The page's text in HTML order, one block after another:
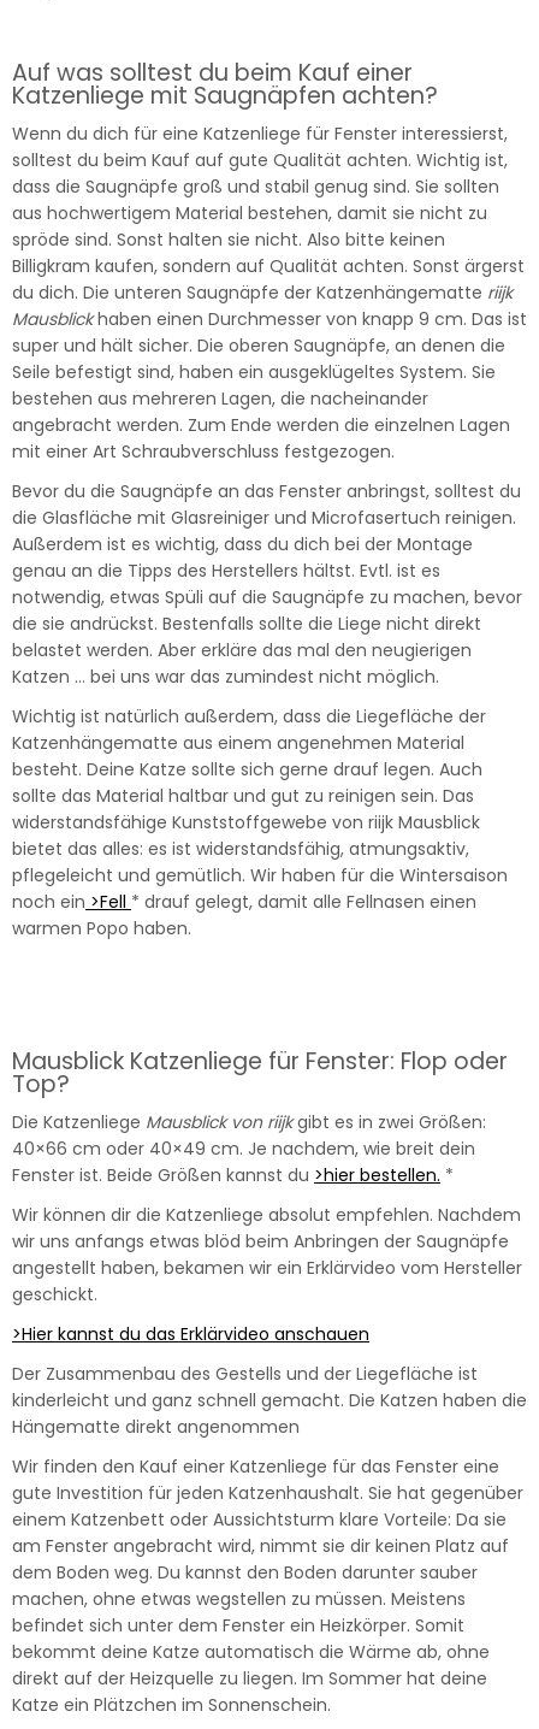
Auf was solltest du beim Kauf einer
Katzenliege mit Saugnäpfen achten?
Wenn du dich für eine Katzenliege für Fenster interessierst,
solltest du beim Kauf auf gute Qualität achten. Wichtig ist,
dass die Saugnäpfe groß und stabil genug sind. Sie sollten
aus hochwertigem Material bestehen, damit sie nicht zu
spröde sind. Sonst halten sie nicht. Also bitte keinen
Billigkram kaufen, sondern auf Qualität achten. Sonst ärgerst
du dich. Die unteren Saugnäpfe der Katzenhängematte riijk
Mausblickhaben einen Durchmesser von knapp 9 cm. Das ist
super und hält sicher. Die oberen Saugnäpfe, an denen die
Seile befestigt sind, haben ein ausgeklügeltes System. Sie
bestehen aus mehreren Lagen, die nacheinander
angebracht werden. Zum Ende werden die einzelnen Lagen
mit einer Art Schraubverschluss festgezogen.
Bevor du die Saugnäpfe an das Fenster anbringst, solltest du
die Glasfläche mit Glasreiniger und Microfasertuch reinigen.
Außerdem ist es wichtig, dass du dich bei der Montage
genau an die Tipps des Herstellers hältst. Evtl. ist es
notwendig, etwas Spüli auf die Saugnäpfe zu machen, bevor
die sie andrückst. Bestenfalls sollte die Liege nicht direkt
belastet werden. Aber erkläre das mal den neugierigen
Katzen … bei uns war das zumindest nicht möglich.
Wichtig ist natürlich außerdem, dass die Liegefläche der
Katzenhängematte aus einem angenehmen Material
besteht. Deine Katze sollte sich gerne drauf legen. Auch
sollte das Material haltbar und gut zu reinigen sein. Das
widerstandsfähige Kunststoffgewebe von riijk Mausblick
bietet das alles: es ist widerstandsfähig, atmungsaktiv,
pflegeleicht und gemütlich. Wir haben für die Wintersaison
noch ein >Fell * drauf gelegt, damit alle Fellnasen einen
warmen Popo haben.
Mausblick Katzenliege für Fenster: Flop oder
Top?
Die Katzenliege Mausblick von riijkgibt es in zwei Größen:
40×66 cm oder 40×49 cm. Je nachdem, wie breit dein
Fenster ist. Beide Größen kannst du >hier bestellen. *
Wir können dir die Katzenliege absolut empfehlen. Nachdem
wir uns anfangs etwas blöd beim Anbringen der Saugnäpfe
angestellt haben, bekamen wir ein Erklärvideo vom Hersteller
geschickt.
>Hier kannst du das Erklärvideo anschauen
Der Zusammenbau des Gestells und der Liegefläche ist
kinderleicht und ganz schnell gemacht. Die Katzen haben die
Hängematte direkt angenommen
Wir finden den Kauf einer Katzenliege für das Fenster eine
gute Investition für jeden Katzenhaushalt. Sie hat gegenüber
einem Katzenbett oder Aussichtsturm klare Vorteile: Da sie
am Fenster angebracht wird, nimmt sie dir keinen Platz auf
dem Boden weg. Du kannst den Boden darunter sauber
machen, ohne etwas wegstellen zu müssen. Meistens
befindet sich unter dem Fenster ein Heizkörper. Somit
bekommt deine Katze automatisch die Wärme ab, ohne
direkt auf der Heizquelle zu liegen. Im Sommer hat deine
Katze ein Plätzchen im Sonnenschein.